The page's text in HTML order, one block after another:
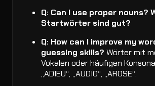
Q: Can I use proper nouns?
Startwörter sind gut?
Q: How can I improve my
guessing skills? Wörter mit
Vokalen oder häufigen
„ADIEU“, „AUDIO“, „AROSE“.